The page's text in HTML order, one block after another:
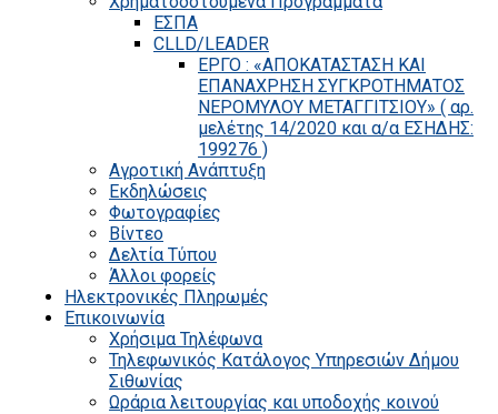
ΕΣΠΑ
CLLD/LEADER
ΕΡΓΟ : «ΑΠΟΚΑΤΑΣΤΑΣΗ ΚΑΙ
ΕΠΑΝΑΧΡΗΣΗ ΣΥΓΚΡΟΤΗΜΑΤΟΣ
ΝΕΡΟΜΥΛΟΥ ΜΕΤΑΓΓΙΤΣΙΟΥ» ( αρ.
μελέτης 14/2020 και α/α ΕΣΗΔΗΣ:
199276 )
Αγροτική Ανάπτυξη
Εκδηλώσεις
Φωτογραφίες
Βίντεο
Δελτία Τύπου
Άλλοι φορείς
Ηλεκτρονικές Πληρωμές
Επικοινωνία
Χρήσιμα Τηλέφωνα
Τηλεφωνικός Κατάλογος Υπηρεσιών Δήμου
Σιθωνίας
Ωράρια λειτουργίας και υποδοχής κοινού